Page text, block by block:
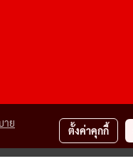
าย
ตั้งค่าคุกกี้